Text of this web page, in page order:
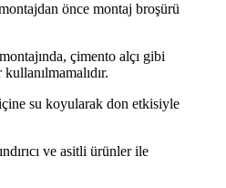
önce montaj broşürü
çimento alçı gibi
su koyularak don etkisiyle
ve asitli ürünler ile